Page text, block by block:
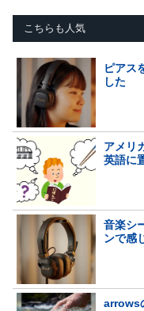
こちらも人気
ピアス
した
アメリ
英語に
音楽シ
ンで感
arrows